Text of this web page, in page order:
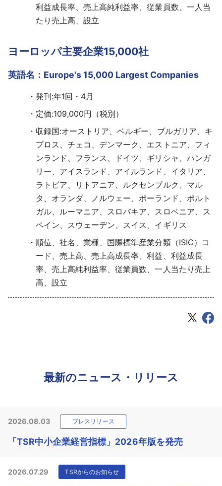
利益成長率、売上高純利益率、従業員数、一人当
たり売上高、設立
ヨーロッパ主要企業15,000社
英語名：Europe's 15,000 Largest Companies
発刊:年1回・4月
定価:109,000円（税別）
収録国:オーストリア、ベルギー、ブルガリア、キ
プロス、チェコ、デンマーク、エストニア、フィ
ンランド、フランス、ドイツ、ギリシャ、ハンガ
リー、アイスランド、アイルランド、イタリア、
ラトビア、リトアニア、ルクセンブルク、マル
タ、オランダ、ノルウェー、ポーランド、ポルト
ガル、ルーマニア、スロバキア、スロベニア、ス
ペイン、スウェーデン、スイス、イギリス
順位、社名、業種、国際標準産業分類（ISIC）コ
ード、売上高、売上高成長率、利益、利益成長
率、売上高純利益率、従業員数、一人当たり売上
高、設立
最新のニュース・リリース
2026.08.03 プレスリリース
「TSR中小企業経営指標」2026年版を発売
2026.07.29 TSRからのお知らせ